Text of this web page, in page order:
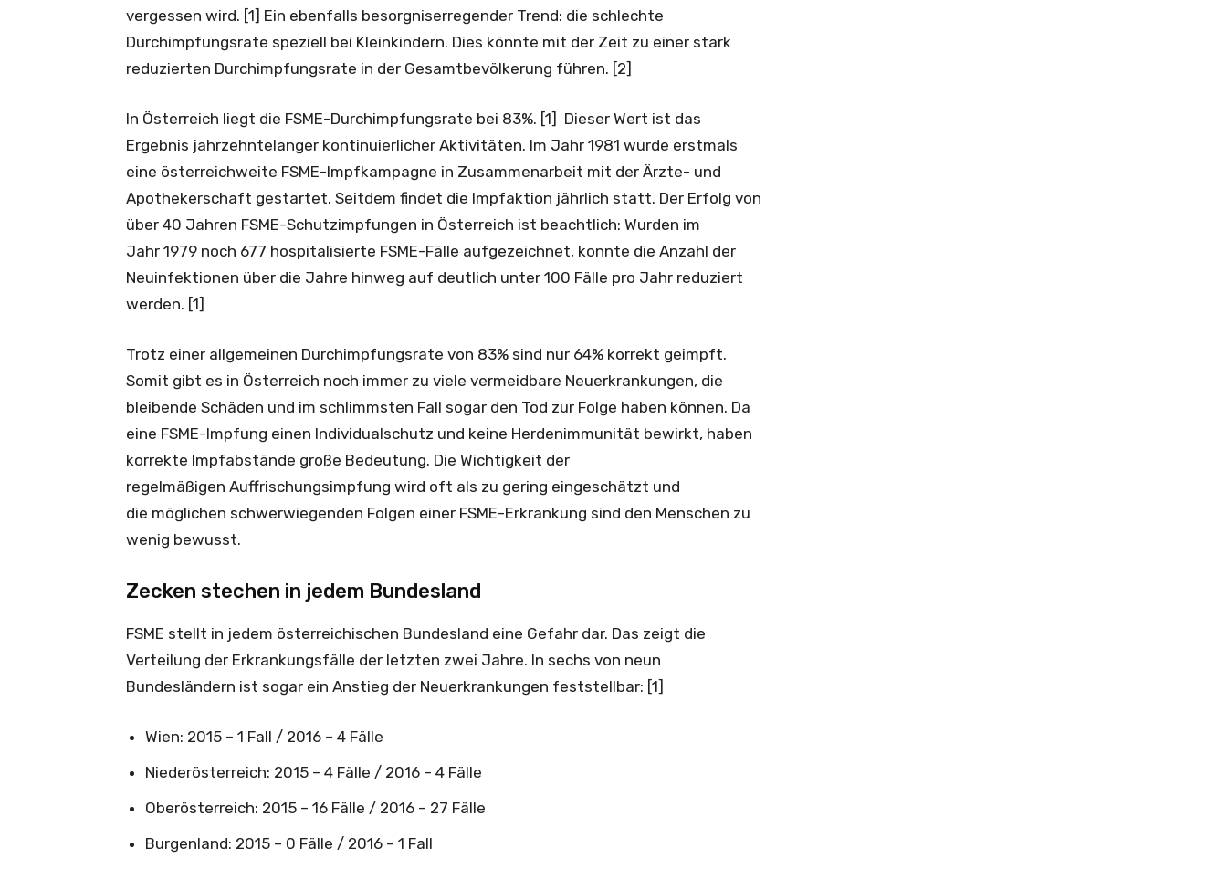
vergessen wird. [1] Ein ebenfalls besorgniserregender Trend: die schlechte
Durchimpfungsrate speziell bei Kleinkindern. Dies könnte mit der Zeit zu einer stark
reduzierten Durchimpfungsrate in der Gesamtbevölkerung führen. [2]
In Österreich liegt die FSME-Durchimpfungsrate bei 83%. [1] Dieser Wert ist das
Ergebnis jahrzehntelanger kontinuierlicher Aktivitäten. Im Jahr 1981 wurde erstmals
eine österreichweite FSME-Impfkampagne in Zusammenarbeit mit der Ärzte- und
Apothekerschaft gestartet. Seitdem findet die Impfaktion jährlich statt. Der Erfolg von
über 40 Jahren FSME-Schutzimpfungen in Österreich ist beachtlich: Wurden im
Jahr 1979 noch 677 hospitalisierte FSME-Fälle aufgezeichnet, konnte die Anzahl der
Neuinfektionen über die Jahre hinweg auf deutlich unter 100 Fälle pro Jahr reduziert
werden. [1]
Trotz einer allgemeinen Durchimpfungsrate von 83% sind nur 64% korrekt geimpft.
Somit gibt es in Österreich noch immer zu viele vermeidbare Neuerkrankungen, die
bleibende Schäden und im schlimmsten Fall sogar den Tod zur Folge haben können. Da
eine FSME-Impfung einen Individualschutz und keine Herdenimmunität bewirkt, haben
korrekte Impfabstände große Bedeutung. Die Wichtigkeit der
regelmäßigen Auffrischungsimpfung wird oft als zu gering eingeschätzt und
die möglichen schwerwiegenden Folgen einer FSME-Erkrankung sind den Menschen zu
wenig bewusst.
Zecken stechen in jedem Bundesland
FSME stellt in jedem österreichischen Bundesland eine Gefahr dar. Das zeigt die
Verteilung der Erkrankungsfälle der letzten zwei Jahre. In sechs von neun
Bundesländern ist sogar ein Anstieg der Neuerkrankungen feststellbar: [1]
Wien: 2015 – 1 Fall / 2016 – 4 Fälle
Niederösterreich: 2015 – 4 Fälle / 2016 – 4 Fälle
Oberösterreich: 2015 – 16 Fälle / 2016 – 27 Fälle
Burgenland: 2015 – 0 Fälle / 2016 – 1 Fall